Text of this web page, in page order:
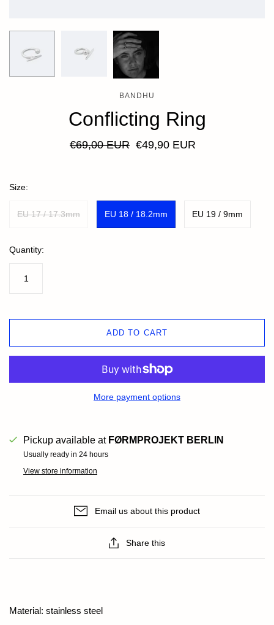
BANDHU
Conflicting Ring
€69,00 EUR €49,90 EUR
Size:
EU 17 / 17.3mm EU 18 / 18.2mm EU 19 / 9mm
Quantity:
ADD TO CART
More payment options
Pickup available at FØRMPROJEKT BERLIN
Usually ready in 24 hours
View store information
Email us about this product
Share this
Material: stainless steel